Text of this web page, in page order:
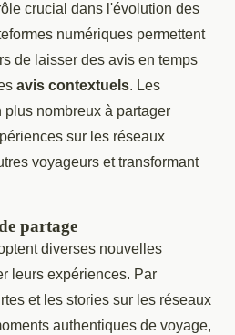
crucial dans l'évolution des
numériques permettent
de laisser des avis en temps
avis contextuels. Les
nombreux à partager
sur les réseaux
voyageurs et transformant
partage
diverses nouvelles
leurs expériences. Par
et les stories sur les réseaux
authentiques de voyage,